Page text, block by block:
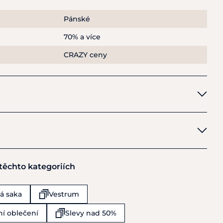
pevný, ale měkký a pohodlný
Free Jump Airbag
na rameni
Pánské
70% a více
CRAZY ceny
kategoriích
saka Vestrum
oblečení Slevy nad 50%